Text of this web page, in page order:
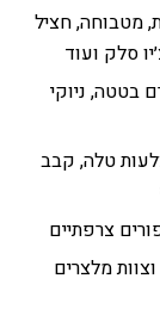
מטבוחה, חציל
סלק ועוד
בטטה, ניוקי
צלעות טלה, קבב
צרפתיים
מלצרים